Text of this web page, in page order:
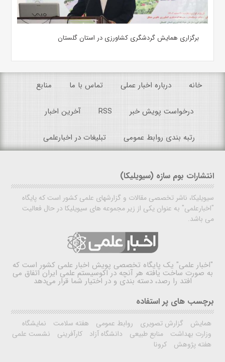
برگزاری همایش گردشگری کشاورزی در استان گلستان
خانه درباره اخبار عملی تماس با ما منابع
درخواست پویش خبر RSS آخرین اخبار
رتبه بندی روابط عمومی تبلیغات در اخبارعلمی
انتشارات بوم سازه (سیویلیکا)
سیویلیکا، ناشر تخصصی مقالات و گزارشهای علمی کشور است که پایگاه
"اخبارعلمی" به عنوان یکی از زیر مجموعه های سیویلیکا در حال فعالیت
می باشد.
"اخبار علمی" یک پایگاه تخصصی پویش اخبار علمی کشور است که
به صورت ساخت یافته هر آنچه در اکوسیستم علمی ایران اتفاق می
افتد را رصد، دسته بندی و در اختیار شما قرار می‌دهد
برچسب های پر استفاده
همایش گزارش تصویری روابط عمومی هفته سلامت
نمایشگاه
وزارت بهداشت
منابع طبیعی دانشگاه آزاد کارآفرینی
نشست علمی
هفته پژوهش
کرونا